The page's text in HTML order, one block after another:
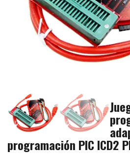
programación PIC ICD2